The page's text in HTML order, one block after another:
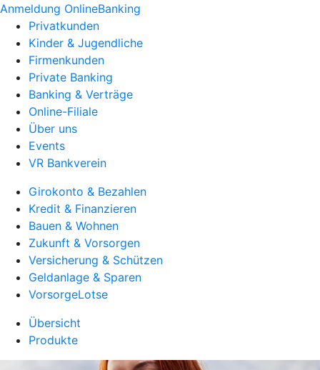
Anmeldung OnlineBanking
Privatkunden
Kinder & Jugendliche
Firmenkunden
Private Banking
Banking & Verträge
Online-Filiale
Über uns
Events
VR Bankverein
Girokonto & Bezahlen
Kredit & Finanzieren
Bauen & Wohnen
Zukunft & Vorsorgen
Versicherung & Schützen
Geldanlage & Sparen
VorsorgeLotse
Übersicht
Produkte